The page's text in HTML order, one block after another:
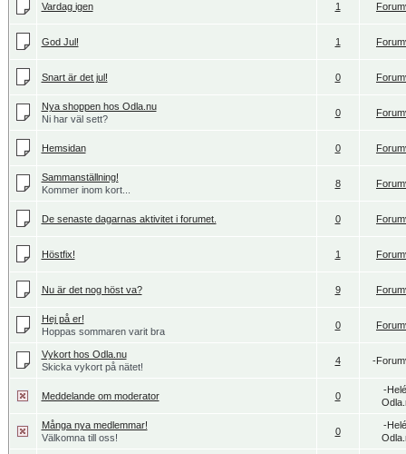
Vardag igen 1
God Jul! 1
Snart är det jul! 0
Nya shoppen hos Odla.nu
Ni har väl sett?
0
Hemsidan 0
Sammanställning!
Kommer inom kort...
8
De senaste dagarnas aktivitet i forumet. 0
Höstfix! 1
Nu är det nog höst va? 9
Hej på er!
Hoppas sommaren varit bra
0
Vykort hos Odla.nu
Skicka vykort på nätet!
4 -
Meddelande om moderator 0
-
Många nya medlemmar!
Välkomna till oss!
0
-